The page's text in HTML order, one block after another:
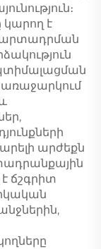
է
արտադրման
արժեքն
ճշգրիտ